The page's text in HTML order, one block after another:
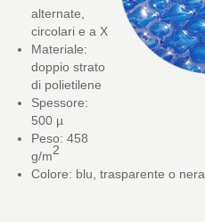
alternate,
circolari e a X
Materiale:
doppio strato
di polietilene
Spessore:
500 µ
Peso: 458
g/m2
Colore: blu, trasparente o nera